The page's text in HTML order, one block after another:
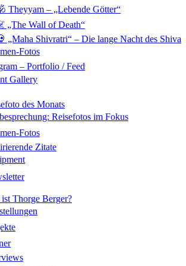
Theyyam – „Lebende Götter“
„The Wall of Death“
„Maha Shivratri“ – Die lange Nacht des Shiva
Fotos
– Portfolio / Feed
Gallery
des Monats
Reisefotos im Fokus
Fotos
Zitate
Thorge Berger?